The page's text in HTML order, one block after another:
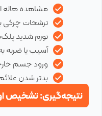
مشاهده هاله
ترشحات چرکی
تورم شدید
آسیب یا
ورود جسم
بدتر شدن
نتیجه‌گیری: تشخیص